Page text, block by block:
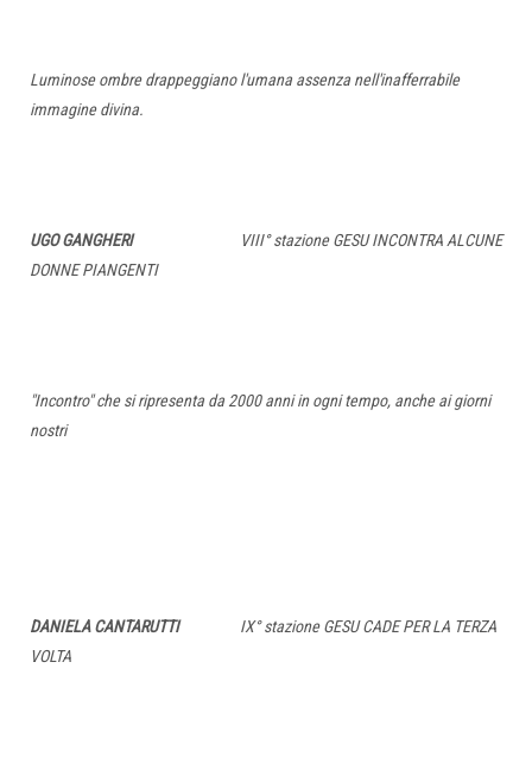
Luminose ombre drappeggiano l'umana assenza nell'inafferrabile
immagine divina.
UGO GANGHERIVIII° stazione GESU INCONTRA ALCUNE
DONNE PIANGENTI
"Incontro" che si ripresenta da 2000 anni in ogni tempo, anche ai giorni
nostri
DANIELA CANTARUTTIIX° stazione GESU CADE PER LA TERZA
VOLTA